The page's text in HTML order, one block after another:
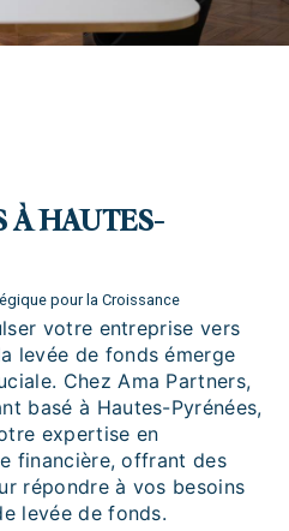
À HAUTES-
pour la Croissance
votre entreprise vers
levée de fonds émerge
Chez Ama Partners,
basé à Hautes-Pyrénées,
expertise en
financière, offrant des
répondre à vos besoins
levée de fonds.